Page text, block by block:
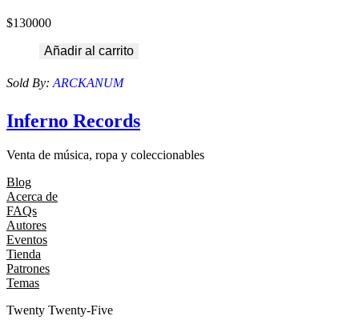
$130000
Añadir al carrito
Sold By: ARCKANUM
Inferno Records
Venta de música, ropa y coleccionables
Blog
Acerca de
FAQs
Autores
Eventos
Tienda
Patrones
Temas
Twenty Twenty-Five